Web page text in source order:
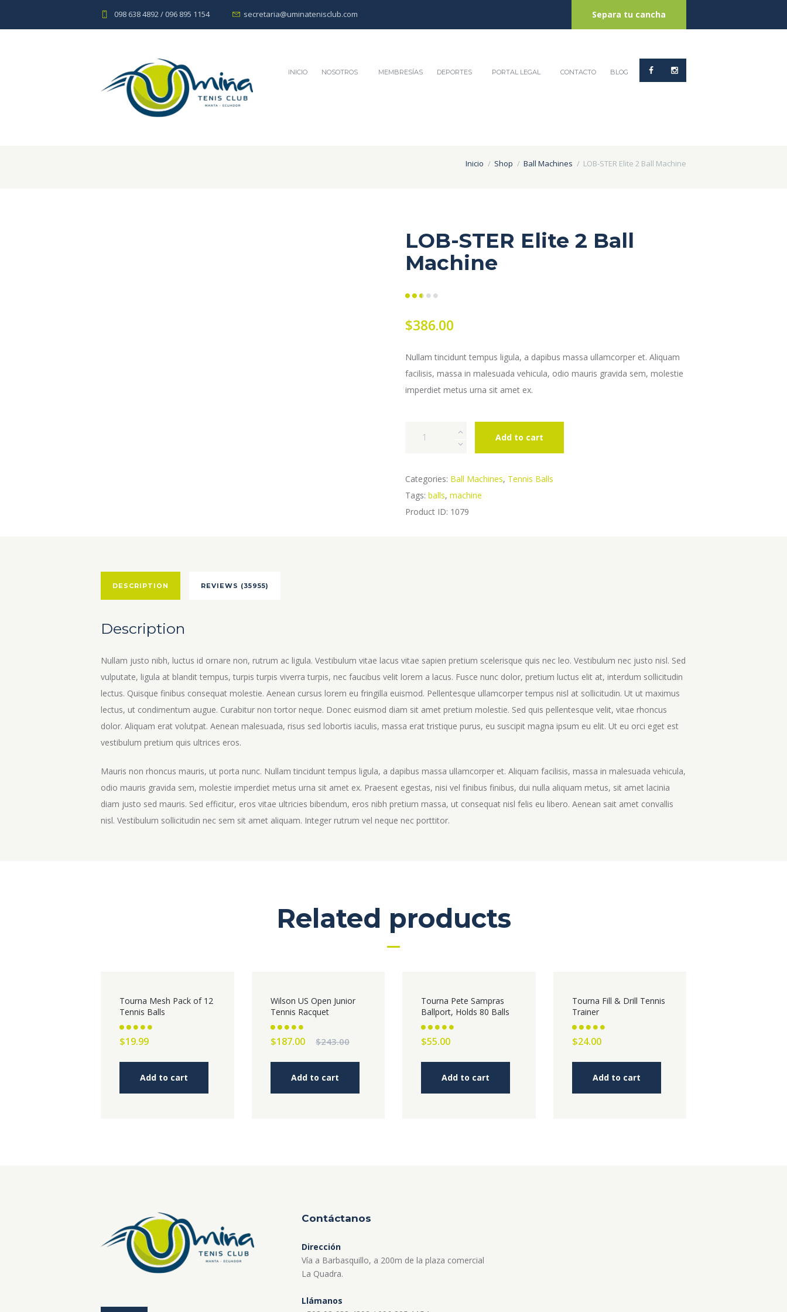
098 638 4892 / 096 895 1154 secretaria@uminatenisclub.com Separa tu cancha
INICIO NOSOTROS MEMBRESÍAS DEPORTES PORTAL LEGAL CONTACTO BLOG
Inicio Shop Ball Machines LOB-STER Elite 2 Ball Machine
LOB-STER Elite 2 Ball
Machine
based
on
$386.00
Nullam tincidunt tempus ligula, a dapibus massa ullamcorper et. Aliquam
facilisis, massa in malesuada vehicula, odio mauris gravida sem, molestie
imperdiet metus urna sit amet ex.
2
Ball
Machine
Add to cart
Categories: Ball Machines, Tennis Balls
Tags: balls, machine
Product ID: 1079
DESCRIPTION REVIEWS (35955)
Description
Nullam justo nibh, luctus id ornare non, rutrum ac ligula. Vestibulum vitae lacus vitae sapien pretium scelerisque quis nec leo. Vestibulum nec justo nisl. Sed
vulputate, ligula at blandit tempus, turpis turpis viverra turpis, nec faucibus velit lorem a lacus. Fusce nunc dolor, pretium luctus elit at, interdum sollicitudin
lectus. Quisque finibus consequat molestie. Aenean cursus lorem eu fringilla euismod. Pellentesque ullamcorper tempus nisl at sollicitudin. Ut ut maximus
lectus, ut condimentum augue. Curabitur non tortor neque. Donec euismod diam sit amet pretium molestie. Sed quis pellentesque velit, vitae rhoncus
dolor. Aliquam erat volutpat. Aenean malesuada, risus sed lobortis iaculis, massa erat tristique purus, eu suscipit magna ipsum eu elit. Ut eu orci eget est
vestibulum pretium quis ultrices eros.
Mauris non rhoncus mauris, ut porta nunc. Nullam tincidunt tempus ligula, a dapibus massa ullamcorper et. Aliquam facilisis, massa in malesuada vehicula,
odio mauris gravida sem, molestie imperdiet metus urna sit amet ex. Praesent egestas, nisi vel finibus finibus, dui nulla aliquam metus, sit amet lacinia
diam justo sed mauris. Sed efficitur, eros vitae ultricies bibendum, eros nibh pretium massa, ut consequat nisl felis eu libero. Aenean sait amet convallis
nisl. Vestibulum sollicitudin nec sem sit amet aliquam. Integer rutrum vel neque nec porttitor.
Related products
Tourna Mesh Pack of 12
Tennis Balls
2.59
out of
$19.99
Add to cart
Wilson US Open Junior
Tennis Racquet
2.62
out of
$243.00
Original
was:
$243.00.
$187.00Current
is:
$187.00.
Add to cart
Tourna Pete Sampras
Ballport, Holds 80 Balls
2.73
out of
$55.00
Add to cart
Tourna Fill & Drill Tennis
Trainer
2.59
out of
$24.00
Add to cart
Contáctanos
Dirección
Vía a Barbasquillo, a 200m de la plaza comercial
La Quadra.
Llámanos